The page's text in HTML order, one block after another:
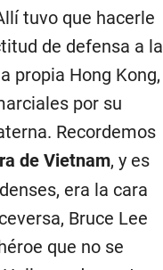
tuvo que hacerle
de defensa a la
propia Hong Kong,
por su
Recordemos
de Vietnam, y es
era la cara
Bruce Lee
que no se